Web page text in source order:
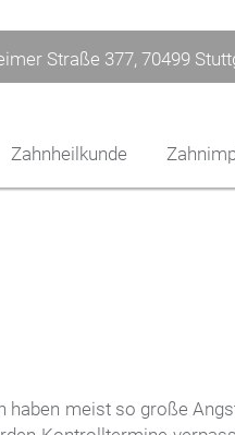
Straße 377, 70499
Zahnheilkunde
haben meist so große